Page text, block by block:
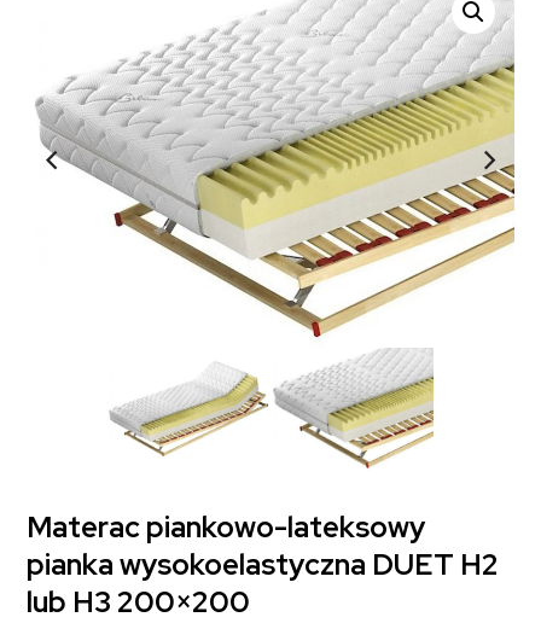
Materac piankowo-lateksowy
pianka wysokoelastyczna DUET H2
lub H3 200×200